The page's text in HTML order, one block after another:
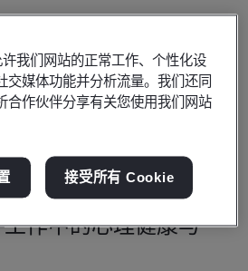
分，并以强有力的多元化和包容性
的有效健康、安全和福祉战略的重
作中的心理健康与
我们网站的正常工作、个性化设
交媒体功能并分析流量。我们还同
合作伙伴分享有关您使用我们网站
接受所有 Cookie